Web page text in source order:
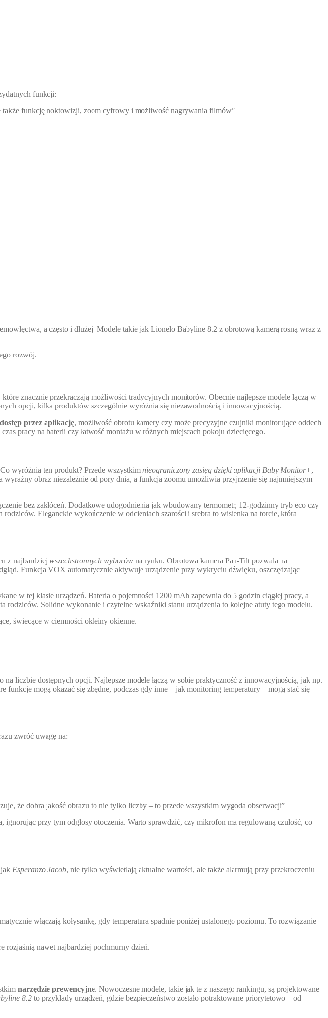
funkcji:
funkcję noktowizji, zoom cyfrowy i możliwość nagrywania filmów”
a często i dłużej. Modele takie jak Lionelo Babyline 8.2 z obrotową kamerą rosną wraz z
rozwój.
, które znacznie przekraczają możliwości tradycyjnych monitorów. Obecnie najlepsze modele łączą w
opcji, kilka produktów szczególnie wyróżnia się niezawodnością i innowacyjnością.
przez aplikację, możliwość obrotu kamery czy może precyzyjne czujniki monitorujące oddech
pracy na baterii czy łatwość montażu w różnych miejscach pokoju dziecięcego.
wyróżnia ten produkt? Przede wszystkim nieograniczony zasięg dzięki aplikacji Baby Monitor+,
obraz niezależnie od pory dnia, a funkcja zoomu umożliwia przyjrzenie się najmniejszym
bez zakłóceń. Dodatkowe udogodnienia jak wbudowany termometr, 12-godzinny tryb eco czy
Eleganckie wykończenie w odcieniach szarości i srebra to wisienka na torcie, która
z najbardziej wszechstronnych wyborów na rynku. Obrotowa kamera Pan-Tilt pozwala na
Funkcja VOX automatycznie aktywuje urządzenie przy wykryciu dźwięku, oszczędzając
w tej klasie urządzeń. Bateria o pojemności 1200 mAh zapewnia do 5 godzin ciągłej pracy, a
Solidne wykonanie i czytelne wskaźniki stanu urządzenia to kolejne atuty tego modelu.
świecące w ciemności okleiny okienne.
na liczbie dostępnych opcji. Najlepsze modele łączą w sobie praktyczność z innowacyjnością, jak np.
funkcje mogą okazać się zbędne, podczas gdy inne – jak monitoring temperatury – mogą stać się
zwróć uwagę na:
że dobra jakość obrazu to nie tylko liczby – to przede wszystkim wygoda obserwacji”
ignorując przy tym odgłosy otoczenia. Warto sprawdzić, czy mikrofon ma regulowaną czułość, co
Esperanzo Jacob, nie tylko wyświetlają aktualne wartości, ale także alarmują przy przekroczeniu
włączają kołysankę, gdy temperatura spadnie poniżej ustalonego poziomu. To rozwiązanie
rozjaśnią nawet najbardziej pochmurny dzień.
narzędzie prewencyjne. Nowoczesne modele, takie jak te z naszego rankingu, są projektowane
8.2 to przykłady urządzeń, gdzie bezpieczeństwo zostało potraktowane priorytetowo – od